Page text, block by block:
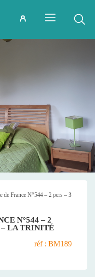
de France N°544 – 2 pers – 3
N°544 – 2
– LA TRINITÉ
réf : BM189